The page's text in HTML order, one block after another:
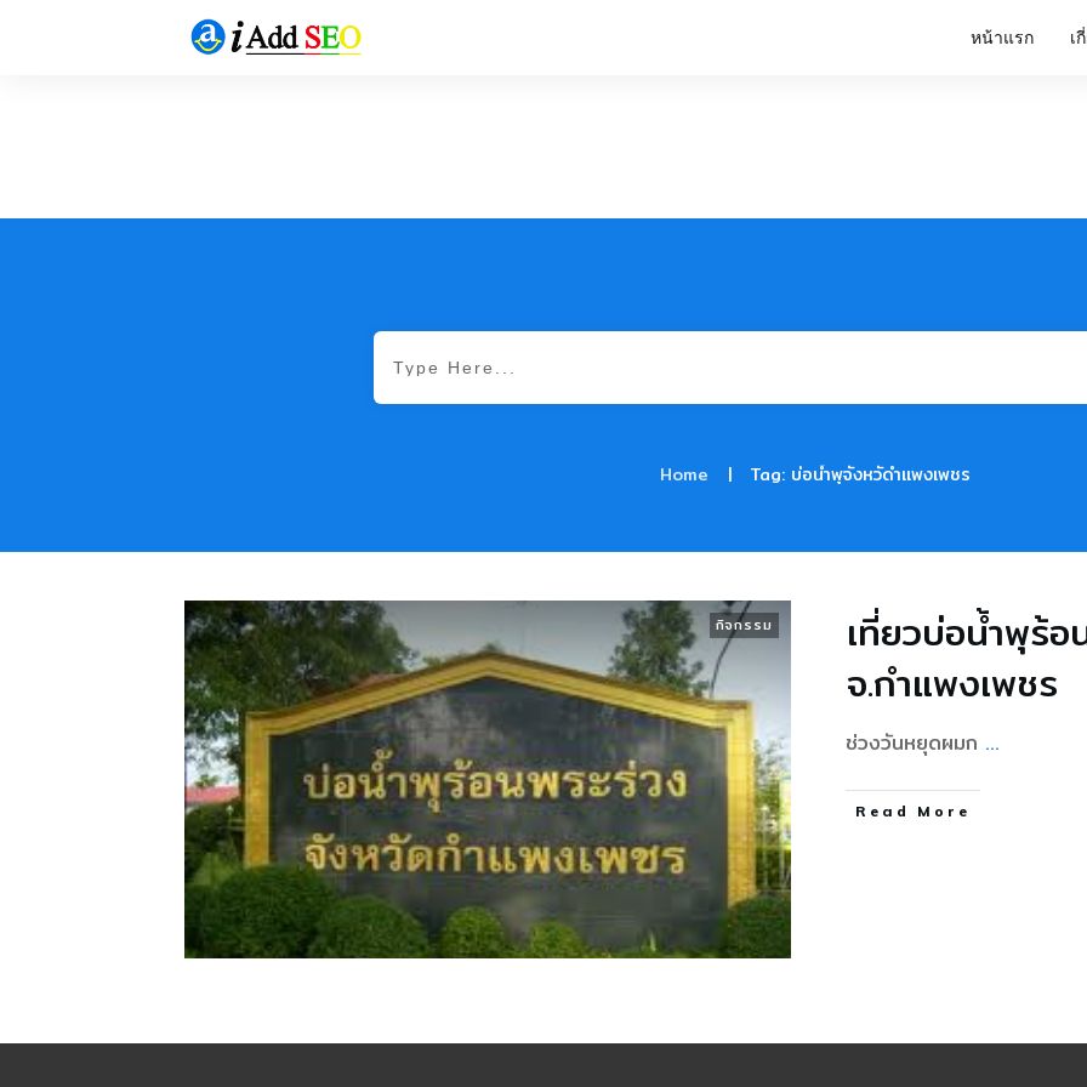
หน้าแรก เ
Home | Tag: บ่อน้ำพุจังหวัดำแพงเพชร
กิจกรรม
เที่ยวบ่อน้ำพุร้อ
จ.กำแพงเพชร
ช่วงวันหยุดผมก ...
Read More